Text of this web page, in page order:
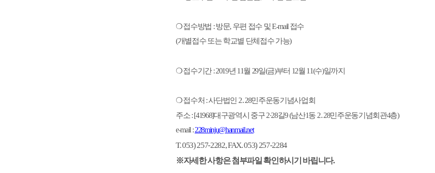
❍접수방법 :방문, 우편 접수 및E-mail 접수
(개별접수 또는 학교별 단체접수 가능)
❍접수기간: 2019년 11월 29일(금)부터 12월 11(수)일까지
❍접수처 :사단법인 2․28민주운동기념사업회
주소: [41968]대구광역시 중구2·28길9 (남산1동 2․28민주운동기념회관4층)
e-mail :228minju@hanmail.net
T. 053) 257-2282, FAX. 053) 257-2284
※자세한 사항은 첨부파일 확인하시기 바립니다.